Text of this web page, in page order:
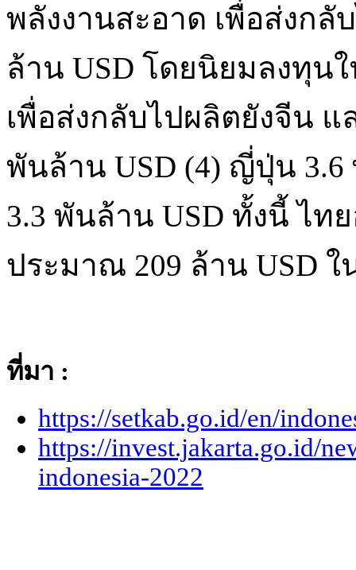
พลังงานสะอาด เพื่อส่งกลั
ล้าน USD โดยนิยมลงทุน
เพื่อส่งกลับไปผลิตยังจีน แ
พันล้าน USD (4) ญี่ปุ่น 3.6
3.3 พันล้าน USD ทั้งนี้ ไท
ประมาณ 209 ล้าน USD ใ
ที่มา :
https://setkab.go.id/en/
https://invest.jakarta.go.id/
indonesia-2022